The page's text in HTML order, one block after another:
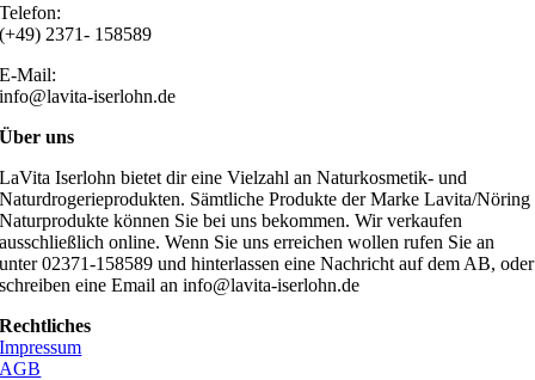
Telefon:
(+49) 2371- 158589
E-Mail:
info@lavita-iserlohn.de
Über uns
LaVita Iserlohn bietet dir eine Vielzahl an Naturkosmetik- und
Naturdrogerieprodukten. Sämtliche Produkte der Marke Lavita/Nöring
Naturprodukte können Sie bei uns bekommen. Wir verkaufen
ausschließlich online. Wenn Sie uns erreichen wollen rufen Sie an
unter 02371-158589 und hinterlassen eine Nachricht auf dem AB, oder
schreiben eine Email an info@lavita-iserlohn.de
Rechtliches
Impressum
AGB